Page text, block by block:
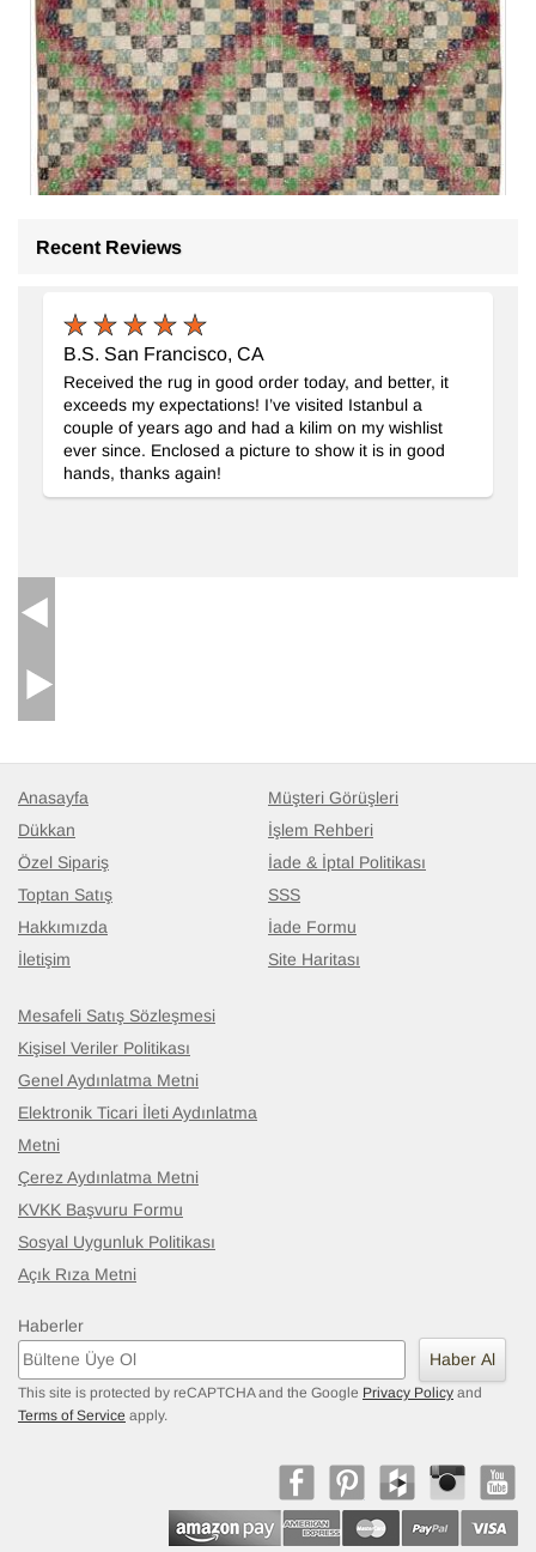
138 cm x 305 cm
Recent Reviews
B.S. San Francisco, CA
Received the rug in good order today, and better, it
exceeds my expectations! I’ve visited Istanbul a
couple of years ago and had a kilim on my wishlist
ever since. Enclosed a picture to show it is in good
hands, thanks again!
Anasayfa
Dükkan
Özel Sipariş
Toptan Satış
Hakkımızda
İletişim
Müşteri Görüşleri
İşlem Rehberi
İade & İptal Politikası
SSS
İade Formu
Site Haritası
Mesafeli Satış Sözleşmesi
Kişisel Veriler Politikası
Genel Aydınlatma Metni
Elektronik Ticari İleti Aydınlatma
Metni
Çerez Aydınlatma Metni
KVKK Başvuru Formu
Sosyal Uygunluk Politikası
Açık Rıza Metni
Haberler
Haber Al
This site is protected by reCAPTCHA and the Google Privacy Policy and
Terms of Service apply.